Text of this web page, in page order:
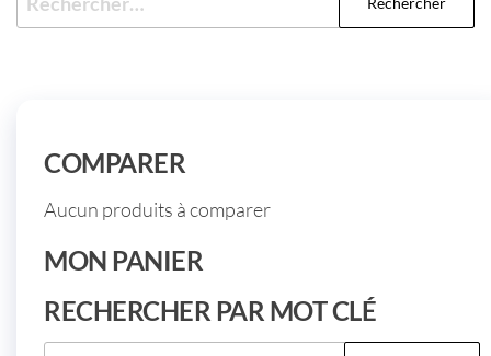
COMPARER
Aucun produits à comparer
MON PANIER
RECHERCHER PAR MOT CLÉ